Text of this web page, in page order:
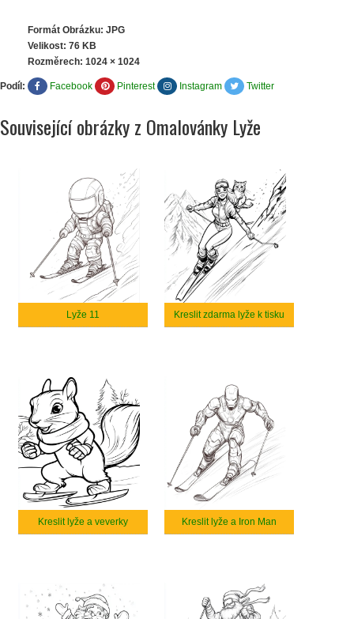
Formát Obrázku: JPG
Velikost: 76 KB
Rozměrech: 1024 × 1024
Podíl: Facebook Pinterest Instagram Twitter
Související obrázky z Omalovánky Lyže
Lyže 11 Kreslit zdarma lyže k tisku
Kreslit lyže a veverky Kreslit lyže a Iron Man